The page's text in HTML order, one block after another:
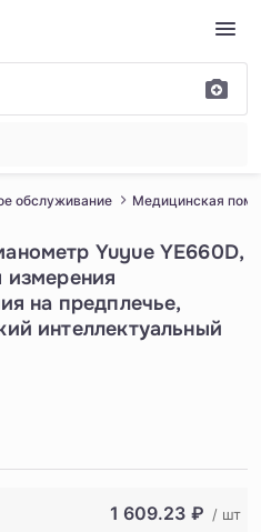
обслуживание Медицинская
Yuyue YE660D,
измерения
на предплечье,
интеллектуальный
1 609.23 ₽ / шт